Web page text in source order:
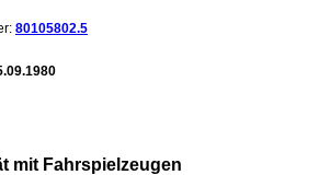
80105802.5
mit Fahrspielzeugen